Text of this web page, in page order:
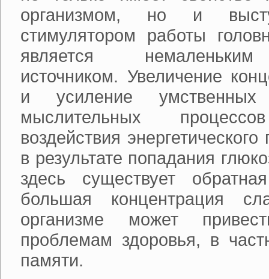
организмом, но и
стимулятором работы
является немаленьким
источником. Увеличение
и усиление
мыслительных
воздействия
в результате попадания
здесь существует
большая концентрация
организме может
проблемам здоровья, в
памяти.